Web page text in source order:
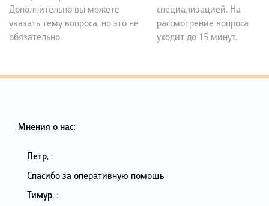
Дополнительно вы можете
указать тему вопроса, но это не
обязательно.
специализацией. На
рассмотрение вопроса
уходит до 15 минут.
Мнения о нас:
Петр, :
Спасибо за оперативную помощь
Тимур, :